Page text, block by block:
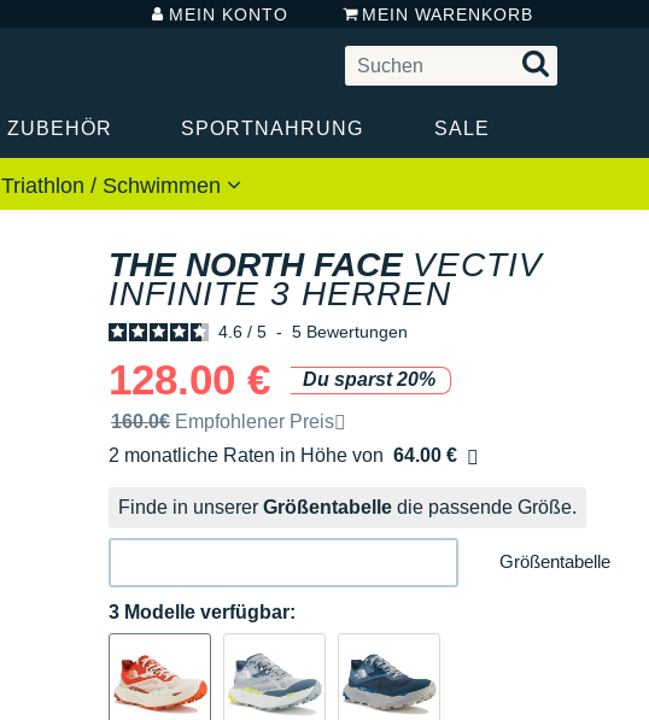
MEIN KONTO MEIN WARENKORB
ZUBEHÖR SPORTNAHRUNG SALE
Triathlon / Schwimmen
THE NORTH FACE VECTIV
INFINITE 3 HERREN
4.6 / 5 - 5 Bewertungen
128.00 €
Du sparst 20%
Unverbindliche Preisempfehlung der Marke
160.0€ Empfohlener Preis
2 monatliche Raten in Höhe von 64.00 €
Ohne Zusatzkosten
Finde in unserer Größentabelle die passende Größe.
Größentabelle
3 Modelle verfügbar: